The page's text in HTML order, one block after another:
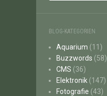
BLOG-KATEGORIEN
Aquarium (11)
Buzzwords (58)
CMS (36)
Elektronik (147)
Fotografie (43)